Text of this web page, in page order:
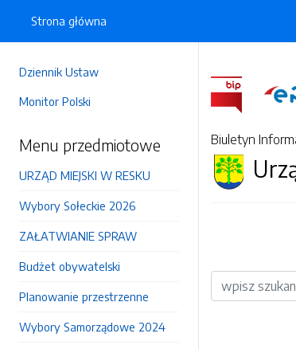
Dziennik Ustaw
Monitor Polski
Menu przedmiotowe
URZĄD MIEJSKI W RESKU
Wybory Sołeckie 2026
ZAŁATWIANIE SPRAW
Budżet obywatelski
Planowanie przestrzenne
Wybory Samorządowe 2024
Strona główna
Biuletyn
Wyszukiwarka